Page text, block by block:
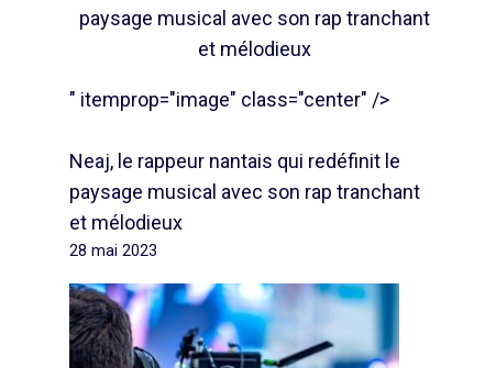
paysage musical avec son rap tranchant
et mélodieux
" itemprop="image" class="center" />
Neaj, le rappeur nantais qui redéfinit le
paysage musical avec son rap tranchant
et mélodieux
28 mai 2023